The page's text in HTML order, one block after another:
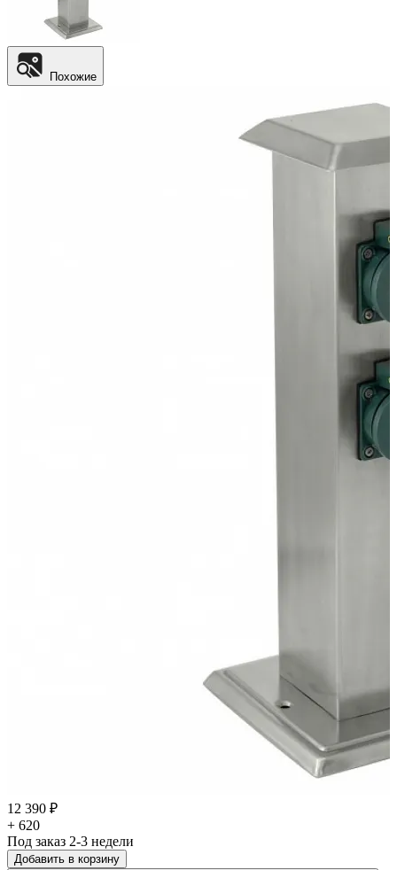
Похожие
12 390 ₽
+ 620
Под заказ 2-3 недели
Добавить в корзину